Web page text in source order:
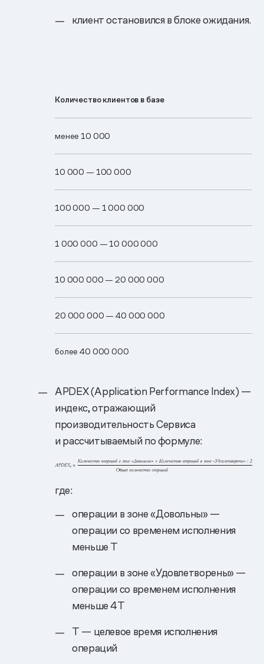
клиент остановился в блоке ожидания.
Количество клиентов в базе
менее 10 000
10 0​00 —​ 100 0​00
100 0​00 —​ 1 00​0 00​0
1 0​00 00​0 —​ 10 000 0​00
10 00​0 00​0 —​ 20 00​0 00​0
20 00​0 00​0 —​ 40 00​0 000​
более 40 00​0 0​00
APDEX (Application Performance Index) —
индекс, отражающий
производительность Сервиса
и рассчитываемый по формуле:
где:
операции в зоне «Довольны» —
операции со временем исполнения
меньше T
операции в зоне «Удовлетворены» —
операции со временем исполнения
меньше 4T
Т — целевое время исполнения
операций